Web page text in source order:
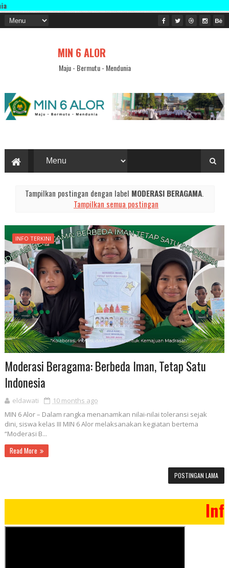
MIN 6 ALOR
Maju - Bermutu - Mendunia
Tampilkan postingan dengan label MODERASI BERAGAMA.
Tampilkan semua postingan
INFO TERKINI
Moderasi Beragama: Berbeda Iman, Tetap Satu
Indonesia
eldawati
10 months ago
MIN 6 Alor – Dalam rangka menanamkan nilai-nilai toleransi sejak
dini, siswa kelas III MIN 6 Alor melaksanakan kegiatan bertema
“Moderasi B...
Read More
POSTINGAN LAMA
Info